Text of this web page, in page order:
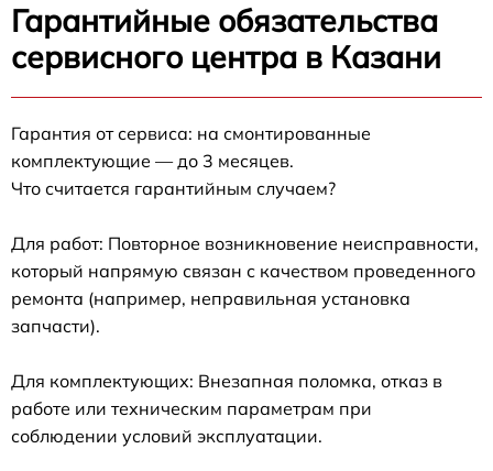
Гарантийные обязательства
сервисного центра в Казани
Гарантия от сервиса: на смонтированные
комплектующие — до 3 месяцев.
Что считается гарантийным случаем?
Для работ: Повторное возникновение неисправности,
который напрямую связан с качеством проведенного
ремонта (например, неправильная установка
запчасти).
Для комплектующих: Внезапная поломка, отказ в
работе или техническим параметрам при
соблюдении условий эксплуатации.